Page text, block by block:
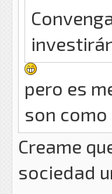
pero es
son
Creame
sociedad